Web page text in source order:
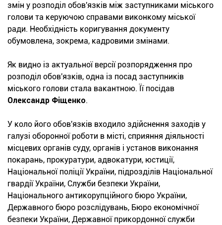
змін у розподіл обов'язків між заступниками міського
голови та керуючою справами виконкому міської
ради. Необхідність коригування документу
обумовлена, зокрема, кадровими змінами.
Як видно із актуальної версії розпорядження про
розподіл обов'язків, одна із посад заступників
міського голови стала вакантною. Її посідав
Олександр Фіщенко.
У коло його обов'язків входило здійснення заходів у
галузі оборонної роботи в місті, сприяння діяльності
місцевих органів суду, органів і установ виконання
покарань, прокуратури, адвокатури, юстиції,
Національної поліції України, підрозділів Національної
гвардії України, Служби безпеки України,
Національного антикорупційного бюро України,
Державного бюро розслідувань, Бюро економічної
безпеки України, Державної прикордонної служби